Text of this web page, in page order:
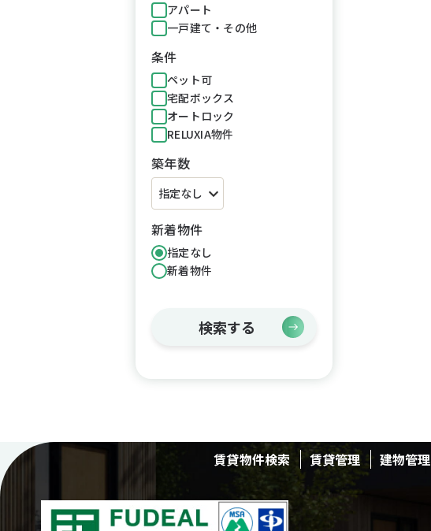
アパート
一戸建て・その他
条件
ペット可
宅配ボックス
オートロック
RELUXIA物件
築年数
新着物件
指定なし
新着物件
検索する
賃貸物件検索 賃貸管理 建物管理